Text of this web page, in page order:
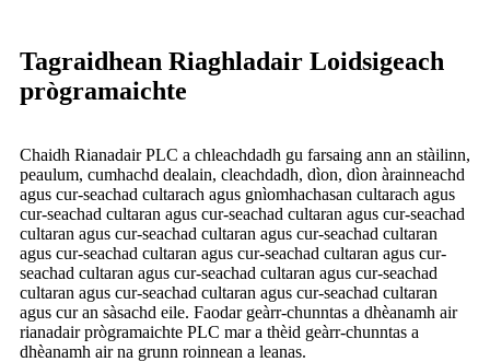
Tagraidhean Riaghladair Loidsigeach
prògramaichte
Chaidh Rianadair PLC a chleachdadh gu farsaing ann an stàilinn,
peaulum, cumhachd dealain, cleachdadh, dìon, dìon àrainneachd
agus cur-seachad cultarach agus gnìomhachasan cultarach agus
cur-seachad cultaran agus cur-seachad cultaran agus cur-seachad
cultaran agus cur-seachad cultaran agus cur-seachad cultaran
agus cur-seachad cultaran agus cur-seachad cultaran agus cur-
seachad cultaran agus cur-seachad cultaran agus cur-seachad
cultaran agus cur-seachad cultaran agus cur-seachad cultaran
agus cur an sàsachd eile. Faodar geàrr-chunntas a dhèanamh air
rianadair prògramaichte PLC mar a thèid geàrr-chunntas a
dhèanamh air na grunn roinnean a leanas.